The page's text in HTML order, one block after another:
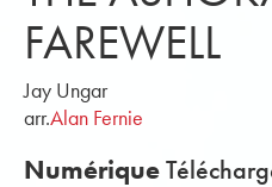
FAREWELL
Jay Ungar
arr.Alan Fernie
Numérique